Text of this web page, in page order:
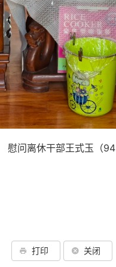
慰问离休干部王式玉（94
打印 关闭